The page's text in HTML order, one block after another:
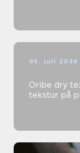
05. juli 2026
Oribe dry
tekstur på